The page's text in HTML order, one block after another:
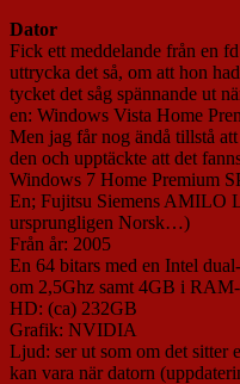
Dator
Fick ett meddelande från en
uttrycka det så, om att hon
tycket det såg spännande ut
en: Windows Vista Home
Men jag får nog ändå tillstå
den och upptäckte att det
Windows 7 Home Premium
En; Fujitsu Siemens AMILO
ursprungligen Norsk…)
Från år: 2005
En 64 bitars med en Intel
om 2,5Ghz samt 4GB i
HD: (ca) 232GB
Grafik: NVIDIA
Ljud: ser ut som om det sitter
kan vara när datorn